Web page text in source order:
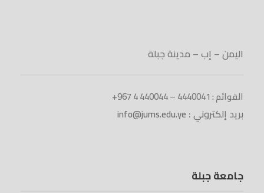
اليمن – إب – مدينة جبلة
القوائم : 4440041 – 440044 4 967+
بريد إلكتروني : info@jums.edu.ye
جامعة جبلة